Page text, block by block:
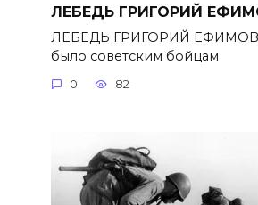
ЛЕБЕДЬ ГРИГОРИЙ
ЛЕБЕДЬ ГРИГОРИЙ
было советским бойцам
0 82